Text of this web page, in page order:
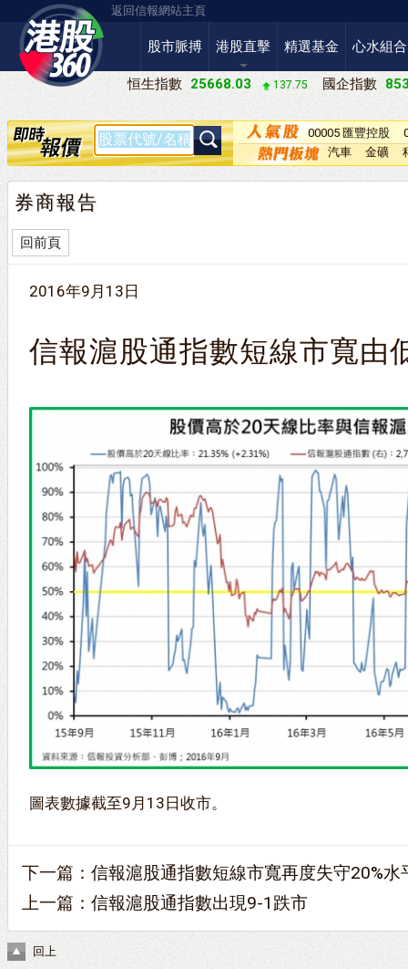
返回信報網站主頁
股市脈搏 港股直擊 精選基金 心水組合
恒生指數 25668.03 137.75 國企指數
00005 匯豐控股
汽車 金礦
券商報告
回前頁
2016年9月13日
信報滬股通指數短線市寬由
圖表數據截至9月13日收市。
下一篇： 信報滬股通指數短線市寬再度失守20%水
上一篇： 信報滬股通指數出現9-1跌市
回上